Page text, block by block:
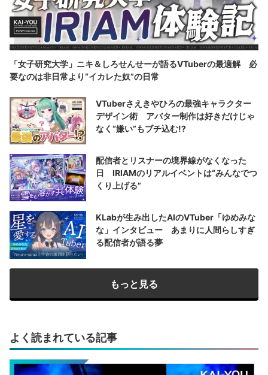
「女子研究大学」ニキ＆しろせんせーが語るVTuberの最適解 必
要なのは非日常より“イカレた奴”の日常
VTuberさえきやひろの最強キャラクター
デザイン術 アバター制作は好きだけじゃ
なく“嫌い”もブチ込む!?
配信者とリスナーの境界線がなくなった
日 IRIAMのリアルイベントは“みんなでつ
くり上げる”
KLabが生み出したAIのVTuber「ゆめみな
な」インタビュー あまりに人間らしすぎ
る配信者が語る夢
もっと見る
よく読まれている記事